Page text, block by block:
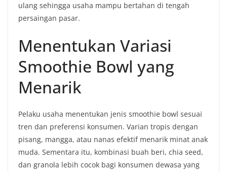
ulang sehingga usaha mampu bertahan di tengah
persaingan pasar.
Menentukan Variasi
Smoothie Bowl yang
Menarik
Pelaku usaha menentukan jenis smoothie bowl sesuai
tren dan preferensi konsumen. Varian tropis dengan
pisang, mangga, atau nanas efektif menarik minat anak
muda. Sementara itu, kombinasi buah beri, chia seed,
dan granola lebih cocok bagi konsumen dewasa yang